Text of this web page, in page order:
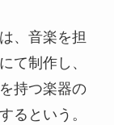
、音楽を担
て制作し、
持つ楽器の
るという。